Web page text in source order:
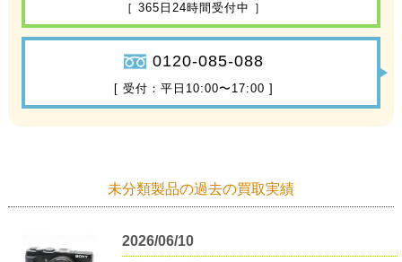
［ 365日24時間受付中 ］
0120-085-088
[ 受付：平日10:00〜17:00 ]
未分類製品の過去の買取実績
2026/06/10